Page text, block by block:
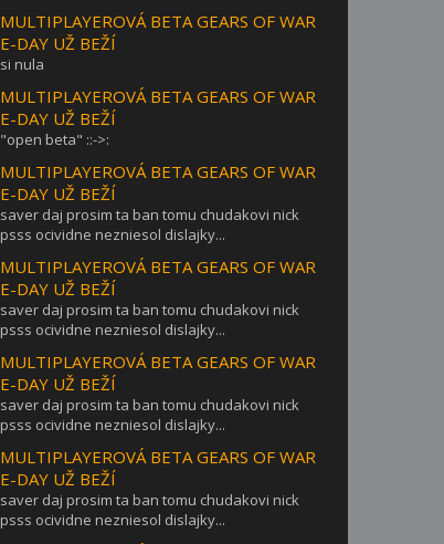
MULTIPLAYEROVÁ BETA GEARS OF WAR
E-DAY UŽ BEŽÍ
si nula
MULTIPLAYEROVÁ BETA GEARS OF WAR
E-DAY UŽ BEŽÍ
"open beta" ::->:
MULTIPLAYEROVÁ BETA GEARS OF WAR
E-DAY UŽ BEŽÍ
saver daj prosim ta ban tomu chudakovi nick
psss ocividne nezniesol dislajky...
MULTIPLAYEROVÁ BETA GEARS OF WAR
E-DAY UŽ BEŽÍ
saver daj prosim ta ban tomu chudakovi nick
psss ocividne nezniesol dislajky...
MULTIPLAYEROVÁ BETA GEARS OF WAR
E-DAY UŽ BEŽÍ
saver daj prosim ta ban tomu chudakovi nick
psss ocividne nezniesol dislajky...
MULTIPLAYEROVÁ BETA GEARS OF WAR
E-DAY UŽ BEŽÍ
saver daj prosim ta ban tomu chudakovi nick
psss ocividne nezniesol dislajky...